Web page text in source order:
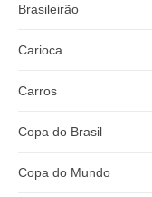
Brasileirão
Carioca
Carros
Copa do Brasil
Copa do Mundo